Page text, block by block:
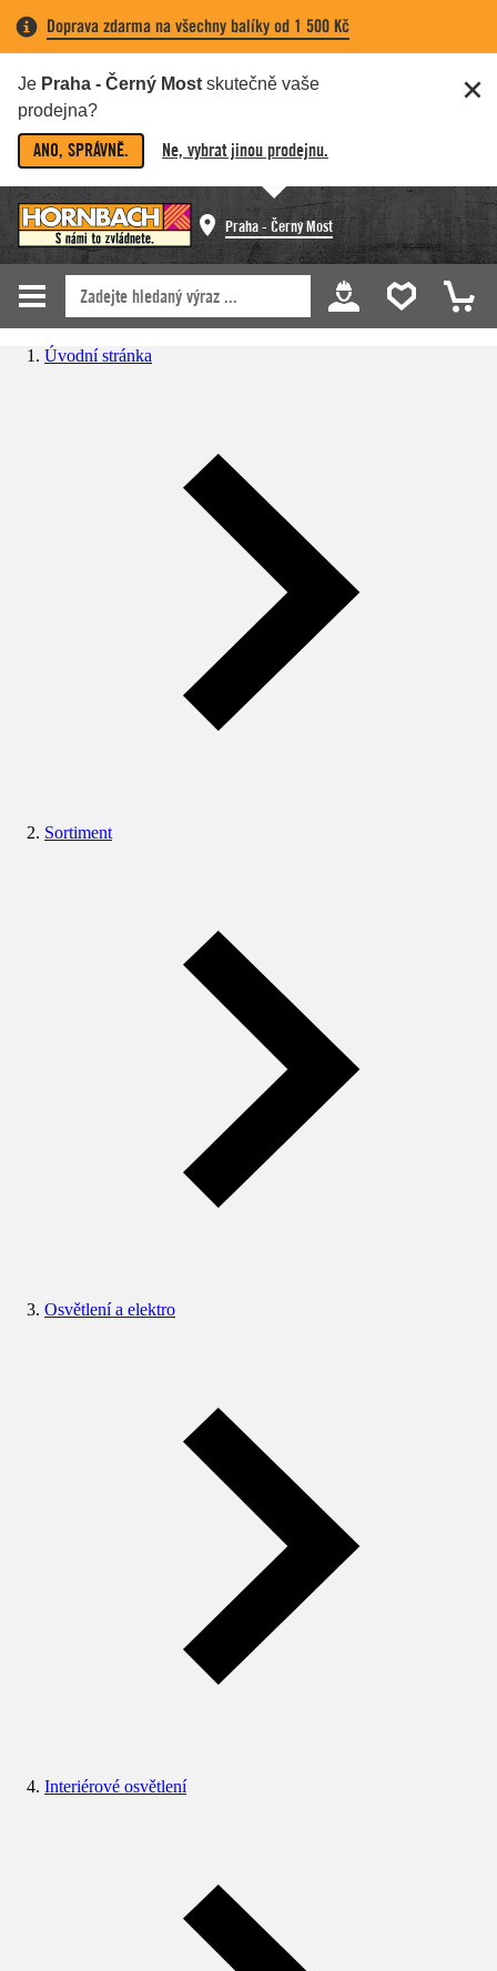
Doprava zdarma na všechny balíky od 1 500 Kč
Je Praha - Černý Most skutečně vaše
prodejna?
ANO, SPRÁVNĚ. Ne, vybrat jinou prodejnu.
Praha - Černý Most
Úvodní stránka
Sortiment
Osvětlení a elektro
Interiérové osvětlení